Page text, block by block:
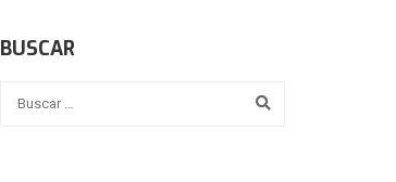
BUSCAR